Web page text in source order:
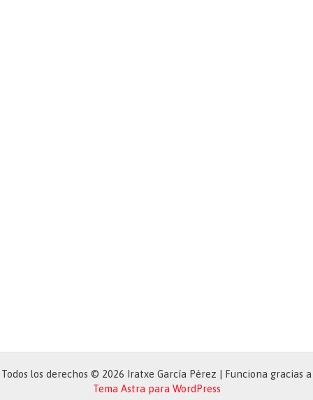
Todos los derechos © 2026 Iratxe García Pérez | Funciona gracias a
Tema Astra para WordPress